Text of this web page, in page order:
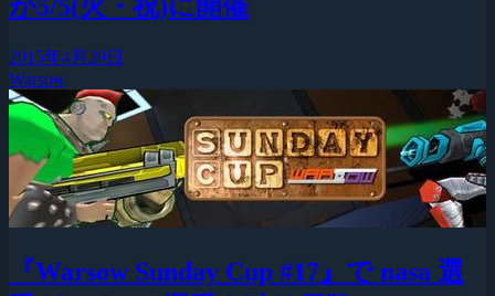
が5/5(火・祝)に開催
2015年4月29日
Warsow
『Warsow Sunday Cup #17』で nasa 選